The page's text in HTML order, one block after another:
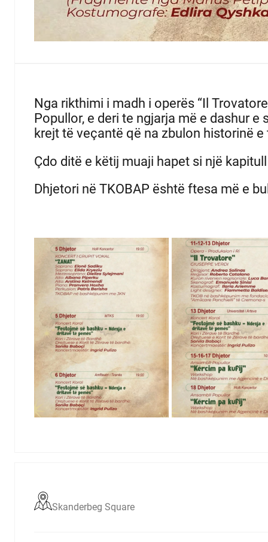
Nga rikthimi i madh i operës “Il
Popullor, e deri te ngjarja më e dashur
krejt të veçantë që na zbulon historinë
Çdo ditë e këtij muaji hapet si një
Dhjetori në TKOBAP është ftesa më e
Skanderbeg Square